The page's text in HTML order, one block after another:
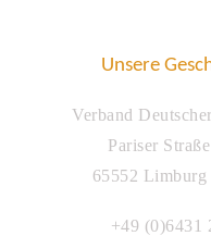
Unsere
Verband
Pariser
65552 Limburg
+49 (0)6431